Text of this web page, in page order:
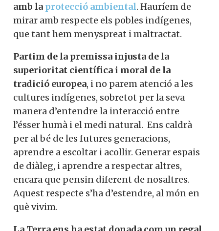
amb la protecció ambiental. Hauríem de
mirar amb respecte els pobles indígenes,
que tant hem menyspreat i maltractat.
Partim de la premissa injusta de la
superioritat científica i moral de la
tradició europea, i no parem atenció a les
cultures indígenes, sobretot per la seva
manera d’entendre la interacció entre
l’ésser humà i el medi natural. Ens caldrà
per al bé de les futures generacions,
aprendre a escoltar i acollir. Generar espais
de diàleg, i aprendre a respectar altres,
encara que pensin diferent de nosaltres.
Aquest respecte s’ha d’estendre, al món en
què vivim.